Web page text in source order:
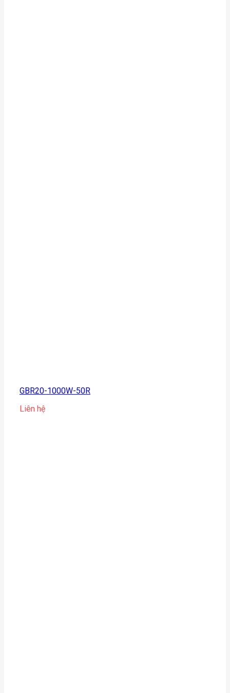
GBR20-1000W-50R
Liên hệ